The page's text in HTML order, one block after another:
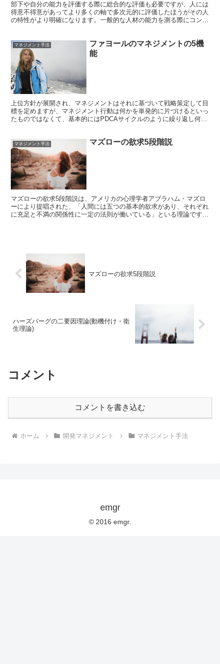
部下や自分の能力を評価する際に総合的な評価も必要ですが、人には
得意不得意があってより多くの軸で多次元的に評価したほうがその人
の特性がより明確になります。一般的な人材の能力を測る際にコンピ
マネジメント手法
ファヨールのマネジメントの5機
能
上位方針が展開され、マネジメントはそれに基づいて戦略策定して目
標を定めますが、マネジメント行動は何かを単発的に片づけるといっ
たものではなくて、基本的にはPDCAサイクルのように繰り返し何か
マネジメント手法 マズローの欲求5段階説
マズローの欲求5段階説は、アメリカの心理学者アブラハム・マズロ
ーにより提唱された、「人間には五つの基本的欲求があり、それぞれ
に充足と不満の関係性に一定の法則が働いている」といる理論です。
マズローの欲求5段階説
ハーズバーグの二要因理論(動機付け・衛
生理論)
コメント
コメントを書き込む
ホーム 開発マネジメント マネジメント手法
emgr
© 2016 emgr.